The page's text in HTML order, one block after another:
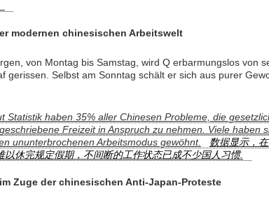
modernen chinesischen Arbeitswelt
von Montag bis Samstag, wird Q erbarmungslos von
gerissen. Selbst am Sonntag schält er sich aus purer
Statistik haben 35% aller Chinesen Probleme, die
Freizeit in Anspruch zu nehmen. Viele haben
ununterbrochenen Arbeitsmodus gewöhnt.
数据显示，
以休完规定假期，不间断的工作状态已成不少国人习惯.
Zuge der chinesischen Anti-Japan-Proteste